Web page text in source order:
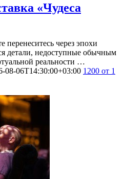
«Чудеса
через эпохи
детали, недоступные обычным
реальности …
08-06T14:30:00+03:00 1200 от 1